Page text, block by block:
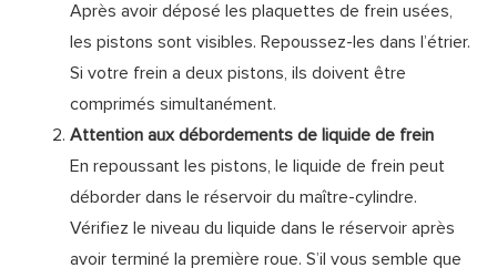
Après avoir déposé les plaquettes de frein usées,
les pistons sont visibles. Repoussez-les dans l’étrier.
Si votre frein a deux pistons, ils doivent être
comprimés simultanément.
Attention aux débordements de liquide de frein
En repoussant les pistons, le liquide de frein peut
déborder dans le réservoir du maître-cylindre.
Vérifiez le niveau du liquide dans le réservoir après
avoir terminé la première roue. S’il vous semble que